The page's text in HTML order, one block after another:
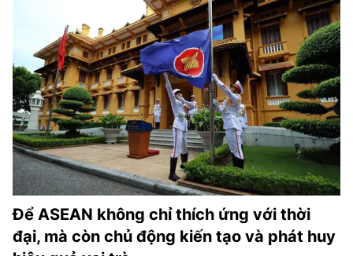
Để ASEAN không chỉ thích ứng với thời
đại, mà còn chủ động kiến tạo và phát huy